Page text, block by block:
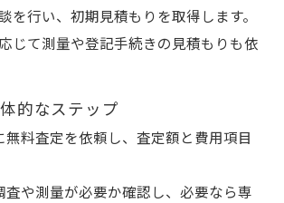
を行い、初期見積もりを取得します。
じて測量や登記手続きの見積もりも依
的なステップ
無料査定を依頼し、査定額と費用項目
査や測量が必要か確認し、必要なら専